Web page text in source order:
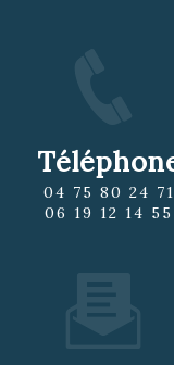
04 75 80 24 71
06 19 12 14 55